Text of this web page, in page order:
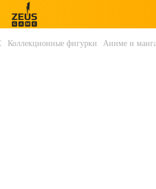
Коллекционные фигурки Аниме и